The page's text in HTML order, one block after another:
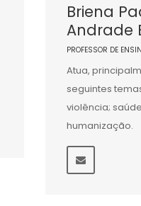
Briena
Andrade
PROFESSOR DE
Atua,
seguintes
violência;
humanização.